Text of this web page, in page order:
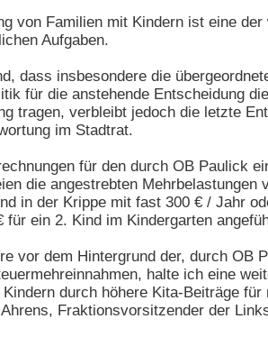
von Familien mit Kindern ist eine
Aufgaben.
dass insbesondere die
für die anstehende Entscheidung
tragen, verbleibt jedoch die letzte
im Stadtrat.
für den durch OB Paulick
die angestrebten Mehrbelastungen
in der Krippe mit fast 300 € / Jahr
für ein 2. Kind im Kindergarten
vor dem Hintergrund der, durch OB
halte ich eine
durch höhere Kita-Beiträge für
Fraktionsvorsitzender der